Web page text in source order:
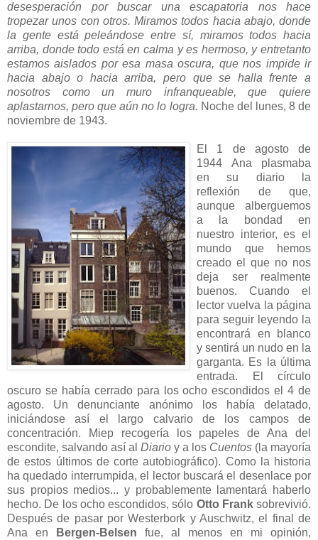
desesperación por buscar una escapatoria nos hace
tropezar unos con otros. Miramos todos hacia abajo, donde
la gente está peleándose entre sí, miramos todos hacia
arriba, donde todo está en calma y es hermoso, y entretanto
estamos aislados por esa masa oscura, que nos impide ir
hacia abajo o hacia arriba, pero que se halla frente a
nosotros como un muro infranqueable, que quiere
aplastarnos, pero que aún no lo logra. Noche del lunes, 8 de
noviembre de 1943.
El 1 de agosto de
1944 Ana plasmaba
en su diario la
reflexión de que,
aunque alberguemos
a la bondad en
nuestro interior, es el
mundo que hemos
creado el que no nos
deja ser realmente
buenos. Cuando el
lector vuelva la página
para seguir leyendo la
encontrará en blanco
y sentirá un nudo en la
garganta. Es la última
entrada. El círculo
oscuro se había cerrado para los ocho escondidos el 4 de
agosto. Un denunciante anónimo los había delatado,
iniciándose así el largo calvario de los campos de
concentración. Miep recogería los papeles de Ana del
escondite, salvando así al Diario y a los Cuentos (la mayoría
de estos últimos de corte autobiográfico). Como la historia
ha quedado interrumpida, el lector buscará el desenlace por
sus propios medios... y probablemente lamentará haberlo
hecho. De los ocho escondidos, sólo Otto Franksobrevivió.
Después de pasar por Westerbork y Auschwitz, el final de
Ana en
Bergen-Belsen fue, al menos en mi opinión,